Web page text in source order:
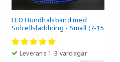
LED Hundhalsband med
Solcellsladdning - Small (7-15
kg)
Leverans 1-3 vardagar